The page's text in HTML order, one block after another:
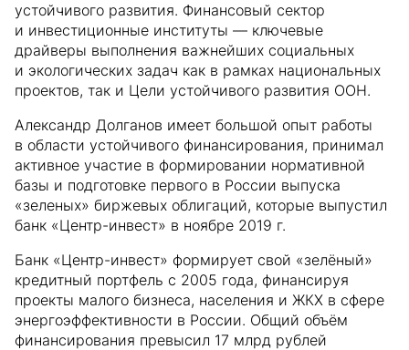
устойчивого развития. Финансовый сектор
и инвестиционные институты — ключевые
драйверы выполнения важнейших социальных
и экологических задач как в рамках национальных
проектов, так и Цели устойчивого развития ООН.
Александр Долганов имеет большой опыт работы
в области устойчивого финансирования, принимал
активное участие в формировании нормативной
базы и подготовке первого в России выпуска
«зеленых» биржевых облигаций, которые выпустил
банк «Центр-инвест» в ноябре 2019 г.
Банк «Центр-инвест» формирует свой «зелёный»
кредитный портфель с 2005 года, финансируя
проекты малого бизнеса, населения и ЖКХ в сфере
энергоэффективности в России. Общий объём
финансирования превысил 17 млрд рублей